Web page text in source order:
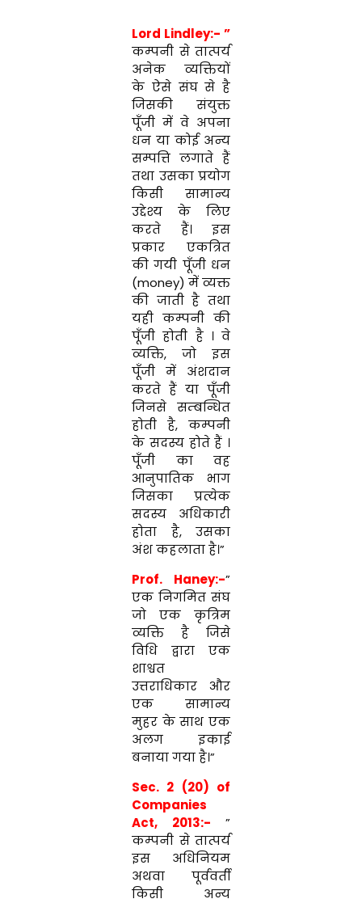
Lord Lindley:- ”
कम्पनी से तात्पर्य
अनेक व्यक्तियों
के ऐसे संघसेहै
जिसकीसंयुक्त
पूँजी मेंवे अपना
धन याकोई अन्य
सम्पत्तिलगातेहैं
तथा उसकाप्रयोग
किसीसामान्य
उद्देश्य केलिए
करते हैं।इस
प्रकार एकत्रित
की गयी पूँजी धन
(money)मेंव्यक्त
की जातीहैतथा
यहीकम्पनीकी
पूँजीहोती है ।वे
व्यक्ति,जोइस
पूँजीमें अंशदान
करते हैंयापूँजी
जिनसेसम्बन्धित
होतीहै,कम्पनी
के सदस्य होतेहैं ।
पूँजी कावह
आनुपातिकभाग
जिसकाप्रत्येक
सदस्य अधिकारी
होता है,उसका
अंशकहलाताहै।”
Prof. Haney:-”
एक निगमित संघ
जो एक कृत्रिम
व्यक्तिहैजिसे
विधिद्वाराएक
शाश्वत
उत्तराधिकारऔर
एकसामान्य
मुहर केसाथएक
अलगइकाई
बनायागयाहै।”
Sec. 2 (20) of
Companies
Act, 2013:-
”
कम्पनी सेतात्पर्य
इस अधिनियम
अथवापूर्ववर्ती
किसी अन्य